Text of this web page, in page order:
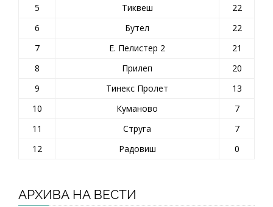
5
Тиквеш
22
6
Бутел
22
7
Е. Пелистер 2
21
8
Прилеп
20
9
Тинекс Пролет
13
10
Куманово
7
11
Струга
7
12
Радовиш 0
АРХИВА НА ВЕСТИ